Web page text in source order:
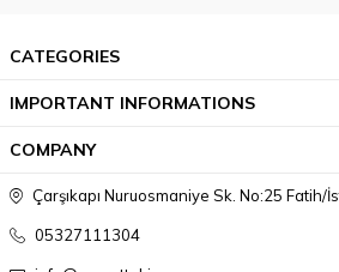
CATEGORIES
IMPORTANT INFORMATIONS
COMPANY
Çarşıkapı Nuruosmaniye Sk. No:25 Fatih/
05327111304